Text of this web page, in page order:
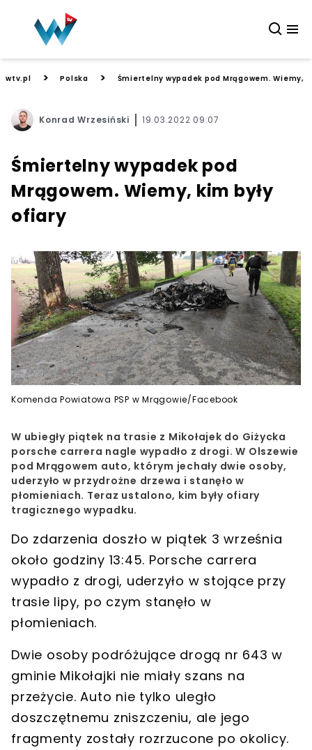
wtv.pl > Polska > Śmiertelny wypadek pod Mrągowem. Wiemy,
Konrad Wrzesiński 19.03.2022 09:07
Śmiertelny wypadek pod
Mrągowem. Wiemy, kim były
ofiary
Komenda Powiatowa PSP w Mrągowie/Facebook
W ubiegły piątek na trasie z Mikołajek do Giżycka
porsche carrera nagle wypadło z drogi. W Olszewie
pod Mrągowem auto, którym jechały dwie osoby,
uderzyło w przydrożne drzewa i stanęło w
płomieniach. Teraz ustalono, kim były ofiary
tragicznego wypadku.
Do zdarzenia doszło w piątek 3 września
około godziny 13:45. Porsche carrera
wypadło z drogi, uderzyło w stojące przy
trasie lipy, po czym stanęło w
płomieniach.
Dwie osoby podróżujące drogą nr 643 w
gminie Mikołajki nie miały szans na
przeżycie. Auto nie tylko uległo
doszczętnemu zniszczeniu, ale jego
fragmenty zostały rozrzucone po okolicy.